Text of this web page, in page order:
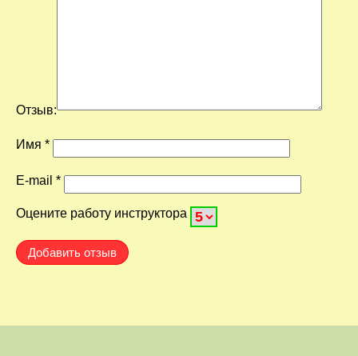
Отзыв:
Имя *
E-mail *
Оцените работу инструктора